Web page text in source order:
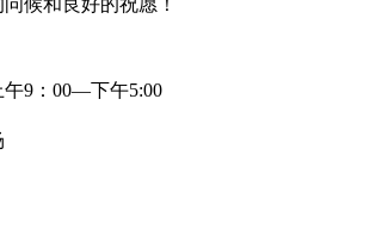
候和良好的祝愿！
午9：00—下午5:00